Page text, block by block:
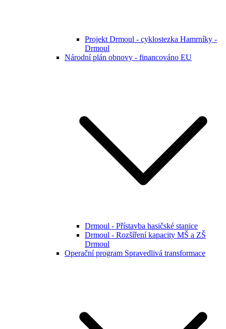
Projekt Drmoul - cyklostezka Hamrníky -
Drmoul
Národní plán obnovy - financováno EU
Drmoul - Přístavba hasičské stanice
Drmoul - Rozšíření kapacity MŠ a ZŠ
Drmoul
Operační program Spravedlivá transformace